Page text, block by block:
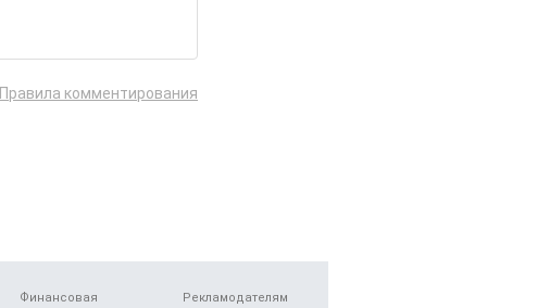
Правила комментирования
Финансовая
Рекламодателям